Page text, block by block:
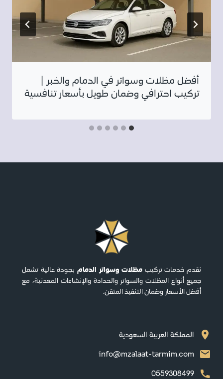
أفضل مظلات وسواتر في الدمام والخبر |
تركيب احترافي وضمان طويل بأسعار تنافسية
نقدم خدمات تركيب مظلات وسواتر الدمام بجودة عالية تشمل
جميع أنواع المظلات والسواتر والحدادة والإنشاءات المعدنية، مع
أفضل الأسعار وضمان التنفيذ المتقن.
المملكة العربية السعودية
info@mzalaat-tarmim.com
0559308499